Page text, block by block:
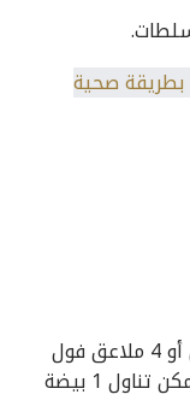
الإفطار : 2 كوب ماء + 50 جم جبنة قريش أو 4 ملاعق فول
بدون دهون، وبعد 3 ساعات من الإفطار يمكن تناول 1 بيضة